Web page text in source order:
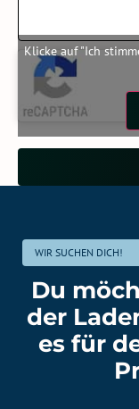
Klicke auf "Ich
WIR SUCHEN DICH!
Du
der
es für